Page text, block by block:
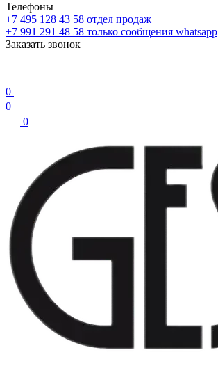
Телефоны
+7 495 128 43 58 отдел продаж
+7 991 291 48 58 только сообщения whatsapp
Заказать звонок
0
0
0